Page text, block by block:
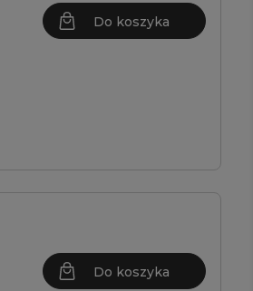
Do koszyka
Do koszyka